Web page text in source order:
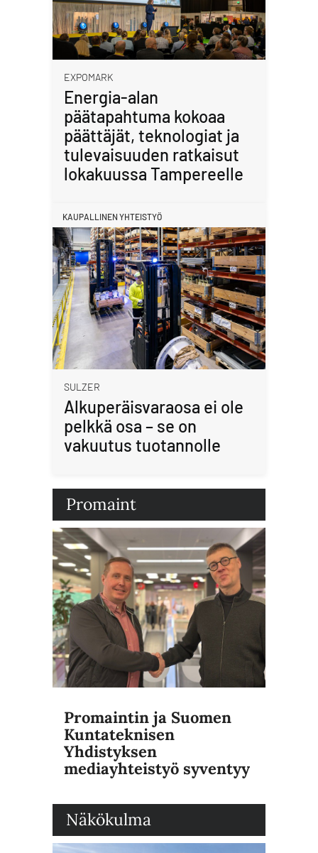
EXPOMARK
Energia-alan
päätapahtuma kokoaa
päättäjät, teknologiat ja
tulevaisuuden ratkaisut
lokakuussa Tampereelle
KAUPALLINEN YHTEISTYÖ
SULZER
Alkuperäisvaraosa ei ole
pelkkä osa – se on
vakuutus tuotannolle
Promaint
Promaintin ja Suomen
Kuntateknisen
Yhdistyksen
mediayhteistyö syventyy
Näkökulma